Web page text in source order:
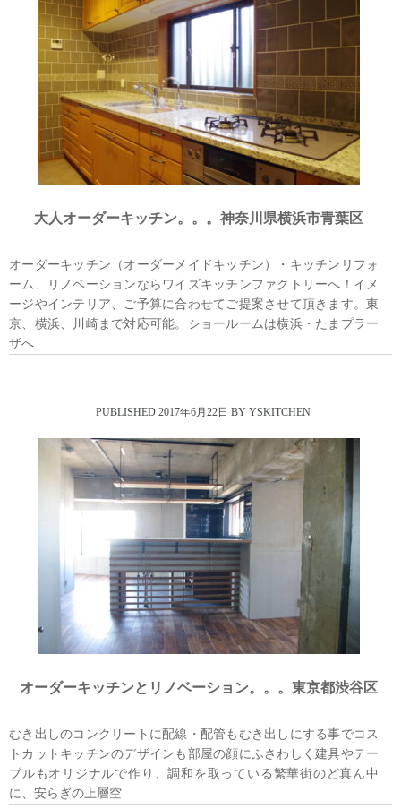
大人オーダーキッチン。。。神奈川県横浜市青葉区
オーダーキッチン（オーダーメイドキッチン）・キッチンリフォ
ーム、リノベーションならワイズキッチンファクトリーへ！イメ
ージやインテリア、ご予算に合わせてご提案させて頂きます。東
京、横浜、川崎まで対応可能。ショールームは横浜・たまプラー
ザへ
2017年6月22日
オーダーキッチンとリノベーション。。。東京都渋谷区
むき出しのコンクリートに配線・配管もむき出しにする事でコス
トカットキッチンのデザインも部屋の顔にふさわしく建具やテー
ブルもオリジナルで作り、調和を取っている繁華街のど真ん中
に、安らぎの上層空